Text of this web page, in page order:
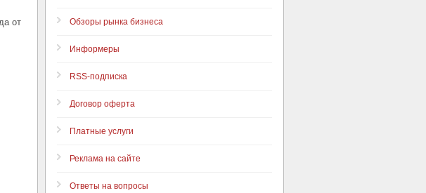
от
Обзоры рынка бизнеса
Информеры
RSS-подписка
Договор оферта
Платные услуги
Реклама на сайте
Ответы на вопросы